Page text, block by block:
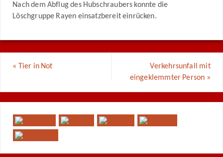
Nach dem Abflug des Hubschraubers konnte die
Löschgruppe Rayen einsatzbereit einrücken.
« Tier in Not
Verkehrsunfall mit
eingeklemmter Person »